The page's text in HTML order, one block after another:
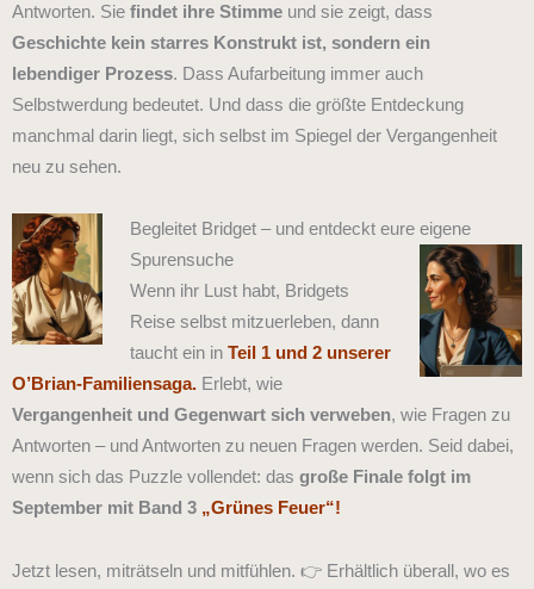
Antworten. Sie findet ihre Stimme und sie zeigt, dass
Geschichte kein starres Konstrukt ist, sondern ein
lebendiger Prozess. Dass Aufarbeitung immer auch
Selbstwerdung bedeutet. Und dass die größte Entdeckung
manchmal darin liegt, sich selbst im Spiegel der Vergangenheit
neu zu sehen.
Begleitet Bridget – und entdeckt eure eigene
Spurensuche
Wenn ihr Lust habt, Bridgets
Reise selbst mitzuerleben, dann
taucht ein inTeil 1 und 2 unserer
O’Brian-Familiensaga. Erlebt, wie
Vergangenheit und Gegenwart sich verweben, wie Fragen zu
Antworten – und Antworten zu neuen Fragen werden. Seid dabei,
wenn sich das Puzzle vollendet: das große Finale folgt im
September mit Band 3 „Grünes Feuer“!
Jetzt lesen, miträtseln und mitfühlen. 👉 Erhältlich überall, wo es